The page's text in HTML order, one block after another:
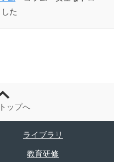
た
ップへ
ライブラリ
教育研修